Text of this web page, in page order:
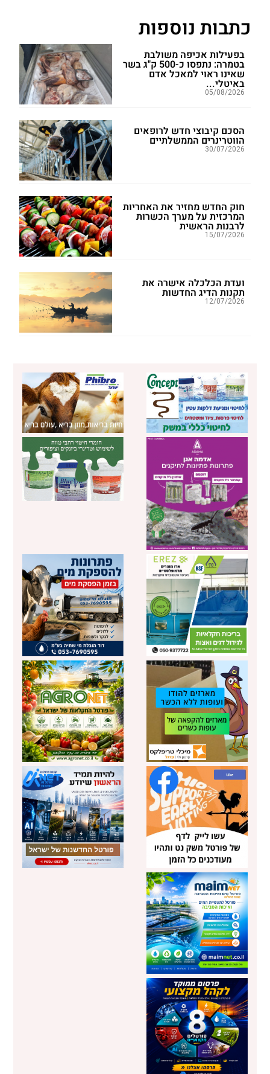
כתבות נוספות
בפעילות אכיפה משולבת
בטמרה: נתפסו כ-500 ק"ג בשר
שאינו ראוי למאכל אדם
באיטלי...
05/08/2026
הסכם קיבוצי חדש לרופאים
הווטרינרים הממשלתיים
30/07/2026
חוק החדש מחזיר את האחריות
המרכזית על מערך הכשרות
לרבנות הראשית
15/07/2026
ועדת הכלכלה אישרה את
תקנות הדיג החדשות
12/07/2026